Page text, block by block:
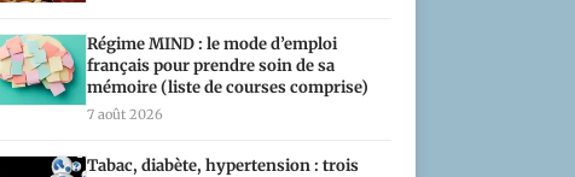
Régime MIND : le mode d’emploi
français pour prendre soin de sa
mémoire (liste de courses comprise)
7 août 2026
Tabac, diabète, hypertension : trois